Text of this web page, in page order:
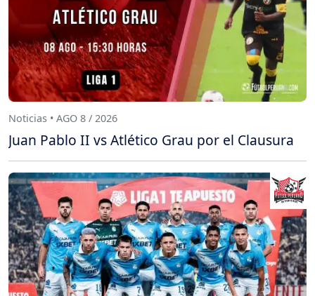
Noticias • AGO 8 / 2026
Juan Pablo II vs Atlético Grau por el Clausura